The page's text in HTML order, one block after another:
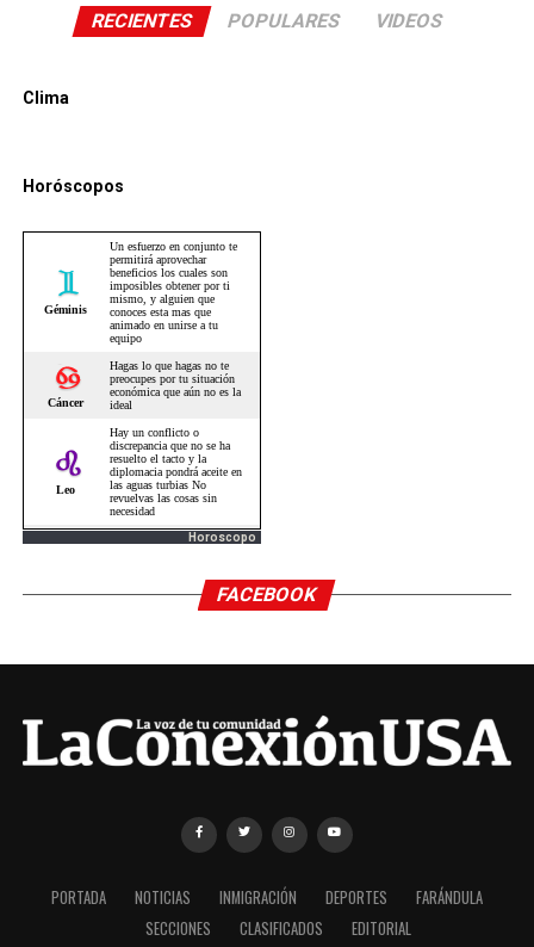
RECIENTES POPULARES VIDEOS
Clima
Horóscopos
Horoscopo
FACEBOOK
PORTADA NOTICIAS INMIGRACIÓN DEPORTES
FARÁNDULA
SECCIONES
CLASIFICADOS EDITORIAL